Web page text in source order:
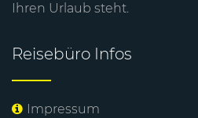
Ihren Urlaub steht.
Reisebüro Infos
Impressum